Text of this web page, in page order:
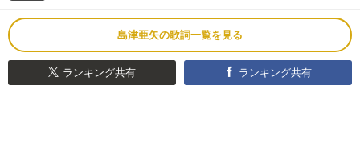
島津亜矢の歌詞一覧を見る
ランキング共有 ランキング共有